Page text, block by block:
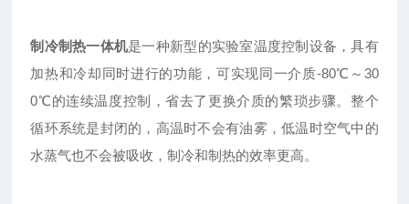
制冷制热一体机是一种新型的实验室温度控制设备，具有
加热和冷却同时进行的功能，可实现同一介质-80℃～30
0℃的连续温度控制，省去了更换介质的繁琐步骤。整个
循环系统是封闭的，高温时不会有油雾，低温时空气中的
水蒸气也不会被吸收，制冷和制热的效率更高。